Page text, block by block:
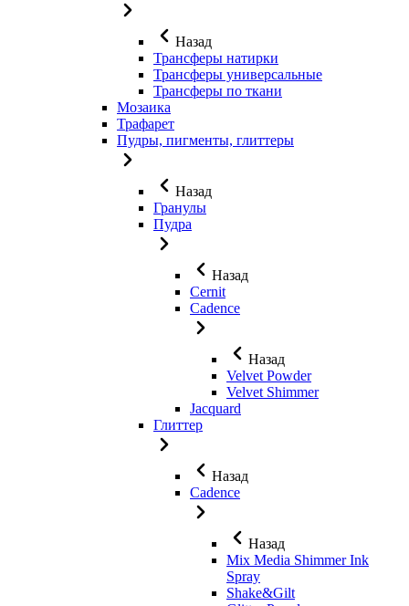
Назад
Трансферы натирки
Трансферы универсальные
Трансферы по ткани
Мозаика
Трафарет
Пудры, пигменты, глиттеры
Назад
Гранулы
Пудра
Назад
Cernit
Cadence
Назад
Velvet Powder
Velvet Shimmer
Jaсquard
Глиттер
Назад
Cadence
Назад
Mix Media Shimmer Ink
Spray
Shake&Gilt